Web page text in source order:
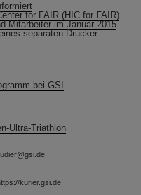
for FAIR (HIC for FAIR)
Mitarbeiter im Januar 2015
separaten Drucker-
bei GSI
Ultra-Triathlon
kurier.gsi.de